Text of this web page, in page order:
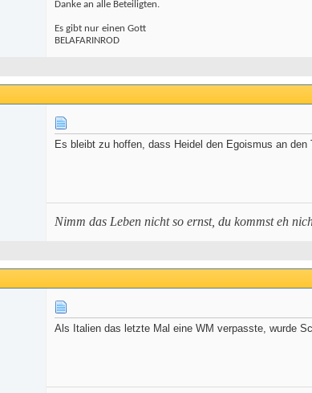
Danke an alle Beteiligten.
Es gibt nur einen Gott
BELAFARINROD
Es bleibt zu hoffen, dass Heidel den Egoismus an
Nimm das Leben nicht so ernst, du kommst eh
Als Italien das letzte Mal eine WM verpasste, wurde